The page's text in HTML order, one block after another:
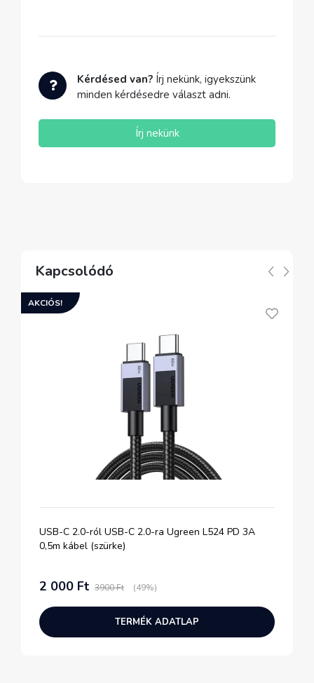
Kérdésed van? Írj nekünk, igyekszünk
minden kérdésedre választ adni.
Írj nekünk
Kapcsolódó
AKCIÓS!
USB-C 2.0-ról USB-C 2.0-ra Ugreen L524 PD 3A
0,5m kábel (szürke)
2 000 Ft 3900 Ft (49%)
TERMÉK ADATLAP